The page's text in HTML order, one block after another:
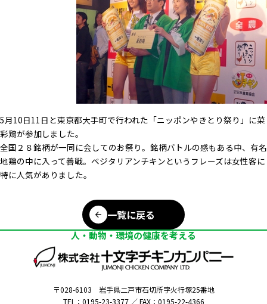
5月10日11日と東京都大手町で行われた「ニッポンやきとり祭り」に菜
彩鶏が参加しました。
全国２８銘柄が一同に会してのお祭り。銘柄バトルの感もある中、有名
地鶏の中に入って善戦。ベジタリアンチキンというフレーズは女性客に
特に人気がありました。
一覧に戻る
人・動物・環境の健康を考える
〒028-6103 岩手県二戸市石切所字火行塚25番地
TEL：0195-23-3377 ／FAX：0195-22-4366